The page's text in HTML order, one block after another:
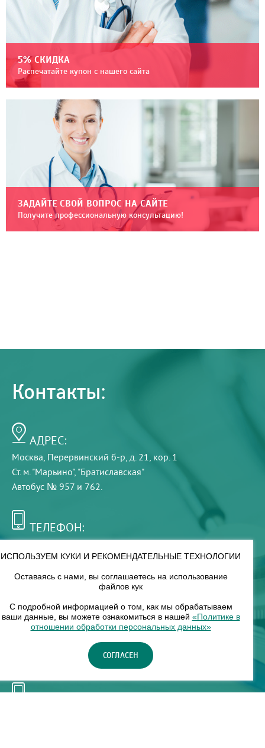
5% СКИДКА
Распечатайте купон с нашего сайта
ЗАДАЙТЕ СВОЙ ВОПРОС НА САЙТЕ
Получите профессиональную консультацию!
Контакты:
АДРЕС:
Москва, Перервинский б-р, д. 21, кор. 1
Ст. м. "Марьино", "Братиславская"
Автобус № 957 и 762.
ТЕЛЕФОН:
РЕЖИМ РАБОТЫ:
8 — 18
НАШ ФИЛИАЛ:
Москва, м. Нагорное, Нагорный б-р, д. 19, кор. 1
ИСПОЛЬЗУЕМ КУКИ И РЕКОМЕНДАТЕЛЬНЫЕ ТЕХНОЛОГИИ
Оставаясь с нами, вы соглашаетесь на использование
файлов кук
С подробной информацией о том, как мы обрабатываем
ваши данные, вы можете ознакомиться в нашей «Политике в
отношении обработки персональных данных»
СОГЛАСЕН